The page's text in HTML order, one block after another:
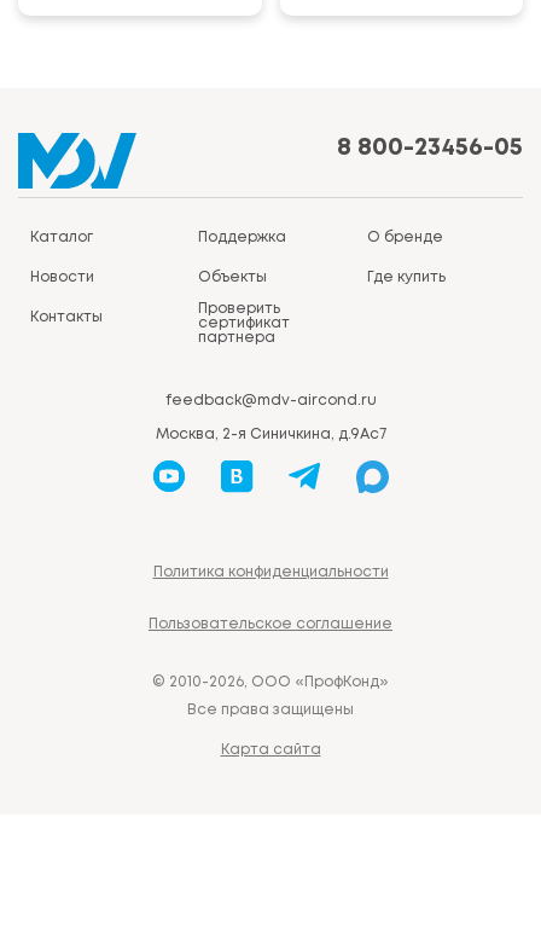
8 800-23456-05
Каталог Поддержка О бренде
Новости Объекты Где купить
Контакты
Проверить
сертификат
партнера
feedback@mdv-aircond.ru
Москва, 2-я Синичкина, д.9Ас7
Политика конфиденциальности
Пользовательское соглашение
© 2010-2026, ООО «ПрофКонд»
Все права защищены
Карта сайта